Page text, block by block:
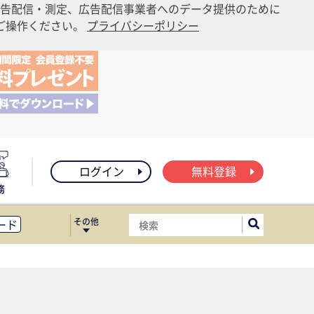
配信・測定、広告配信事業者へのデータ提供のために
作ください。 プライバシーポリシー
ログイン 無料登録
ド
ス移転
その他